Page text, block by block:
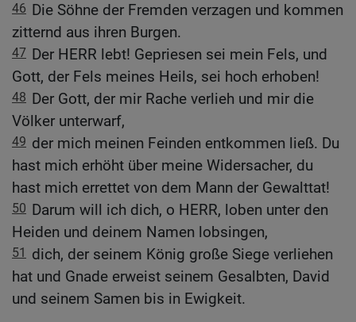
46 Die Söhne der Fremden verzagen und kommen
zitternd aus ihren Burgen.
47 Der HERR lebt! Gepriesen sei mein Fels, und
Gott, der Fels meines Heils, sei hoch erhoben!
48 Der Gott, der mir Rache verlieh und mir die
Völker unterwarf,
49 der mich meinen Feinden entkommen ließ. Du
hast mich erhöht über meine Widersacher, du
hast mich errettet von dem Mann der Gewalttat!
50 Darum will ich dich, o HERR, loben unter den
Heiden und deinem Namen lobsingen,
51
dich, der seinem König große Siege verliehen
hat und Gnade erweist seinem Gesalbten, David
und seinem Samen bis in Ewigkeit.